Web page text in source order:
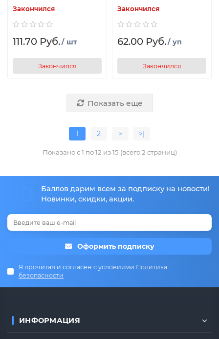
Закончился
111.70 Руб./ шт
Закончился
Закончился
62.00 Руб./ уп
Закончился
Показать еще
1 2 > >|
Показано с 1 по 12 из 15 (всего 2 страниц)
Баллов дарим всем за подписку на новости!
Новинки, скидки, акции.
Оформить подписку
Я прочитал и согласен с условиями Политика
безопасности
ИНФОРМАЦИЯ